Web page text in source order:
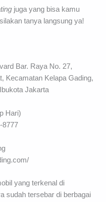
juga yang bisa kamu
tanya langsung ya!
Bar. Raya No. 27,
Kecamatan Kelapa Gading,
Jakarta
Hari)
8777
yang terkenal di
sudah tersebar di berbagai